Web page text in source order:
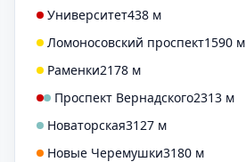
Университет438 м
Ломоносовский проспект1590 м
Раменки2178 м
Проспект Вернадского2313 м
Новаторская3127 м
Новые Черемушки3180 м